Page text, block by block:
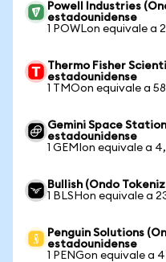
Powell Industries
estadounidense
1 POWLon equivale a
Thermo Fisher
estadounidense
1 TMOon equivale a
Gemini Space
estadounidense
1 GEMIon equivale a
Bullish (Ondo
1 BLSHon equivale a
Penguin Solutions
estadounidense
1 PENGon equivale a